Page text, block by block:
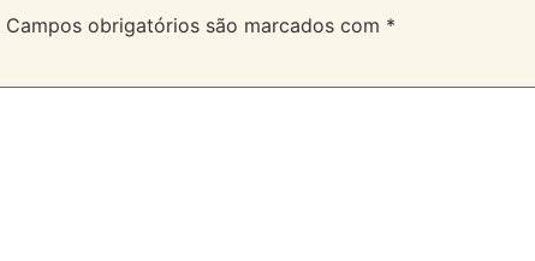
Campos obrigatórios são marcados com *